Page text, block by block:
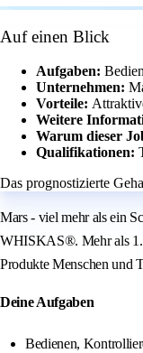
Auf einen Blick
Aufgaben:
Unternehmen:
Vorteile:
Weitere
Warum dieser
Qualifikationen:
Das prognostizierte
Mars - viel mehr als ein
WHISKAS®. Mehr als
Produkte Menschen und
Deine Aufgaben
Bedienen,